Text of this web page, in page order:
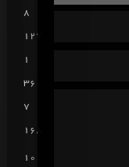
8
127
1
36
7
168
10